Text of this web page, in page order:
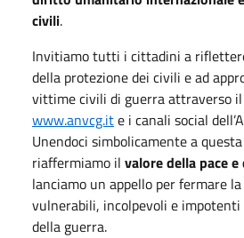
civili.
Invitiamo tutti i cittadini a
della protezione dei civili e ad
vittime civili di guerra attraverso
www.anvcg.ite i canali social
Unendoci simbolicamente a
riaffermiamo il valore della pace
lanciamo un appello per fermare
vulnerabili, incolpevoli e
della guerra.